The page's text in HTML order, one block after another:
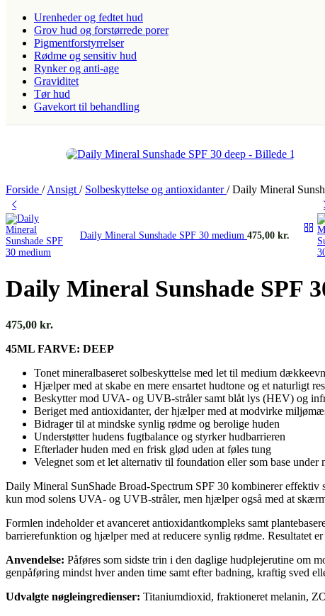
Urenheder og fedtet hud
Grov hud og forstørrede porer
Pigmentforstyrrelser
Rødme og sensitiv hud
Rynker og anti-age
Graviditet
Tør hud
Gavekort til behandling
Forside / Ansigt / Solbeskyttelse og antioxidanter/ Daily Mineral
Daily Mineral Sunshade SPF 30 medium 475,00 kr.
Daily Mineral Sunshade SPF
475,00 kr.
45ML FARVE: DEEP
Tonet mineralbaseret solbeskyttelse med let til medium
Hjælper med at skabe en mere ensartet hudtone og et naturligt
Beskytter mod UVA- og UVB-stråler samt blåt lys (HEV) og
Beriget med antioxidanter, der hjælper med at modvirke
Bidrager til at mindske synlig rødme og berolige huden
Understøtter hudens fugtbalance og styrker hudbarrieren
Efterlader huden med en frisk glød uden at føles tung
Velegnet som et let alternativ til foundation eller som base under
Daily Mineral SunShade Broad-Spectrum SPF 30 kombinerer effektiv
kun mod solens UVA- og UVB-stråler, men hjælper også med at
Formlen indeholder et avanceret antioxidantkompleks samt
barrierefunktion og hjælper med at reducere synlig rødme. Resultatet
Anvendelse: Påføres som sidste trin i den daglige hudplejerutine om
genpåføring mindst hver anden time samt efter badning, kraftig sved
Udvalgte nøgleingredienser: Titaniumdioxid, fraktioneret melanin,